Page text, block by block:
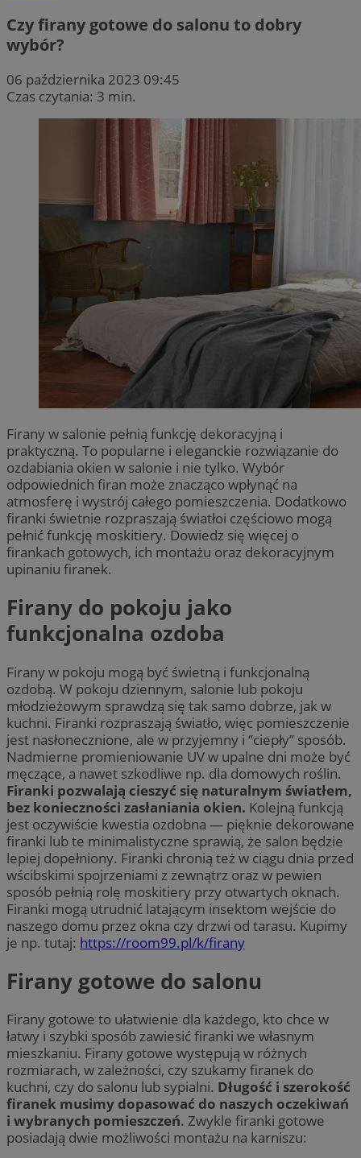
Czy firany gotowe do salonu to dobry
wybór?
06 października 2023 09:45
Czas czytania: 3 min.
Firany w salonie pełnią funkcję dekoracyjną i
praktyczną. To popularne i eleganckie rozwiązanie do
ozdabiania okien w salonie i nie tylko. Wybór
odpowiednich firan może znacząco wpłynąć na
atmosferę i wystrój całego pomieszczenia. Dodatkowo
firanki świetnie rozpraszają światłoi częściowo mogą
pełnić funkcję moskitiery. Dowiedz się więcej o
firankach gotowych, ich montażu oraz dekoracyjnym
upinaniu firanek.
Firany do pokoju jako
funkcjonalna ozdoba
Firany w pokoju mogą być świetną i funkcjonalną
ozdobą. W pokoju dziennym, salonie lub pokoju
młodzieżowym sprawdzą się tak samo dobrze, jak w
kuchni. Firanki rozpraszają światło, więc pomieszczenie
jest nasłonecznione, ale w przyjemny i ‘’ciepły’’ sposób.
Nadmierne promieniowanie UV w upalne dni może być
męczące, a nawet szkodliwe np. dla domowych roślin.
Firanki pozwalają cieszyć się naturalnym światłem,
bez konieczności zasłaniania okien. Kolejną funkcją
jest oczywiście kwestia ozdobna — pięknie dekorowane
firanki lub te minimalistyczne sprawią, że salon będzie
lepiej dopełniony. Firanki chronią też w ciągu dnia przed
wścibskimi spojrzeniami z zewnątrz oraz w pewien
sposób pełnią rolę moskitiery przy otwartych oknach.
Firanki mogą utrudnić latającym insektom wejście do
naszego domu przez okna czy drzwi od tarasu. Kupimy
je np. tutaj: https://room99.pl/k/firany
Firany gotowe do salonu
Firany gotowe to ułatwienie dla każdego, kto chce w
łatwy i szybki sposób zawiesić firanki we własnym
mieszkaniu. Firany gotowe występują w różnych
rozmiarach, w zależności, czy szukamy firanek do
kuchni, czy do salonu lub sypialni. Długość i szerokość
firanek musimy dopasować do naszych oczekiwań
i wybranych pomieszczeń. Zwykle firanki gotowe
posiadają dwie możliwości montażu na karniszu: